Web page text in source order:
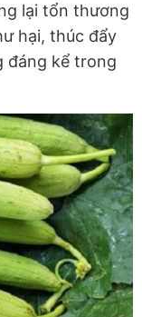
lại tổn thương
hại, thúc đẩy
đáng kể trong